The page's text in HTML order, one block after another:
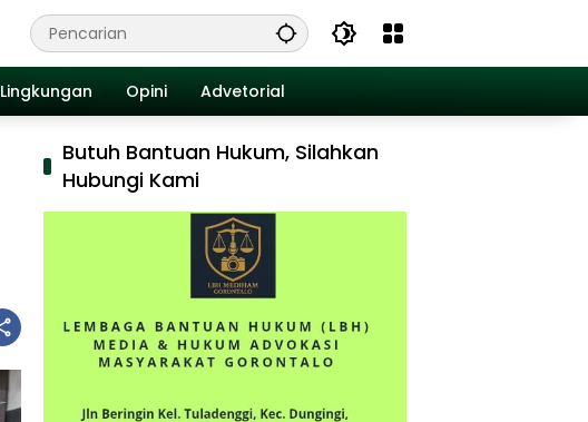
Lingkungan Opini Advetorial
Butuh Bantuan Hukum, Silahkan
Hubungi Kami